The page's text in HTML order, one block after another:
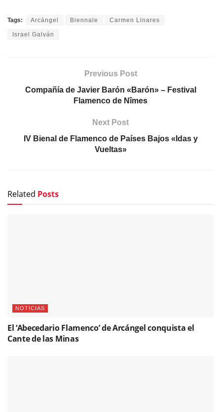
Tags: Arcángel Biennale Carmen Linares
Israel Galván
Previous Post
Compañía de Javier Barón «Barón» – Festival
Flamenco de Nîmes
Next Post
IV Bienal de Flamenco de Países Bajos «Idas y
Vueltas»
Related Posts
NOTICIAS
El ‘Abecedario Flamenco’ de Arcángel conquista el
Cante de las Minas